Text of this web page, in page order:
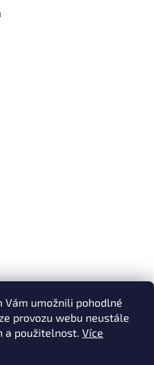
Vám umožnili pohodlné
provozu webu neustále
a použitelnost. Více